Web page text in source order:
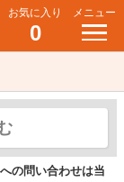
お気に入り
0
メニュー
の問い合わせは当